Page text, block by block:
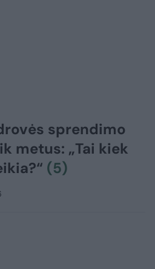
sprendimo
metus: „Tai kiek
(5)